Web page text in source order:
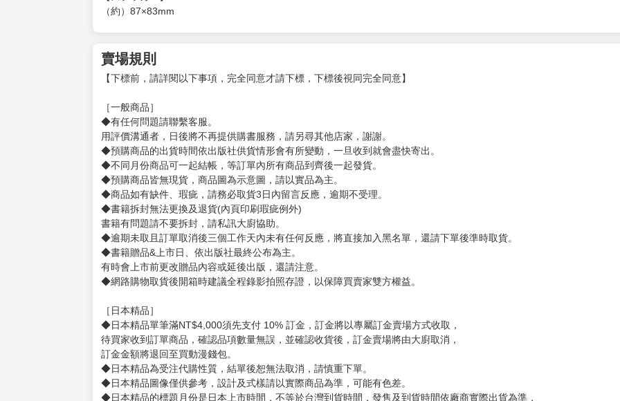
【壓克力鑰匙圈】
サイズ：（約）66×60mm
【徽章】
（約）直径56mm
【ステッカー】
（約）87×83mm
賣場規則
【下標前，請詳閱以下事項，完全同意才請下標，下標後視同完全同意】
［一般商品］
◆有任何問題請聯繫客服。
用評價溝通者，日後將不再提供購書服務，請另尋其他店家，謝謝。
◆不同月份商品可一起結帳，等訂單內所有商品到齊後一起發貨。
◆預購商品皆無現貨，商品圖為示意圖，請以實品為主。
◆商品如有缺件、瑕疵，請務必取貨3日內留言反應，逾期不受理。
◆書籍拆封無法更換及退貨(內頁印刷瑕疵例外)
書籍有問題請不要拆封，請私訊大廚協助。
◆逾期未取且訂單取消後三個工作天內未有任何反應，將直接加入黑名單，還請下單後準時取貨。
◆書籍贈品&上市日、依出版社最終公布為主。